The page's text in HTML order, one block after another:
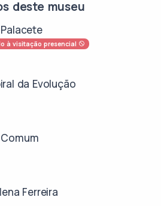
deste museu
à visitação presencial
da Evolução
Ferreira